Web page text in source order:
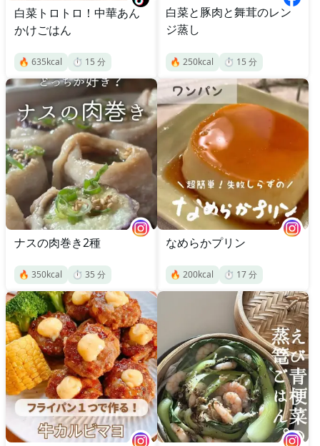
白菜トロトロ！中華あん
かけごはん
🔥 635kcal ⏱️ 15 分
白菜と豚肉と舞茸のレン
ジ蒸し
🔥 250kcal ⏱️ 15 分
ナスの肉巻き2種
🔥 350kcal ⏱️ 35 分
なめらかプリン
🔥 200kcal ⏱️ 17分